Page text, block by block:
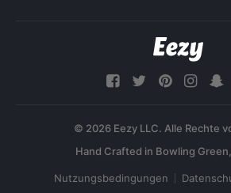
© 2026 Eezy LLC. Alle Rechte
Nutzungsbedingungen